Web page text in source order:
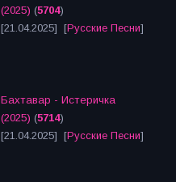
(2025) (5704)
[21.04.2025] [Русские Песни]
Бахтавар - Истеричка
(2025) (5714)
[21.04.2025] [Русские Песни]